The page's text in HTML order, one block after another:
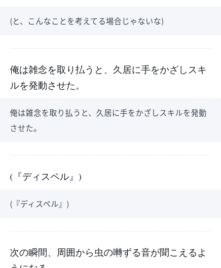
(と、こんなことを考えてる場合じゃないな)
俺は雑念を取り払うと、久居に手をかざしスキ
ルを発動させた。
俺は雑念を取り払うと、久居に手をかざしスキルを発動
させた。
(『ディスペル』)
(『ディスペル』)
次の瞬間、周囲から虫の囀ずる音が聞こえるよ